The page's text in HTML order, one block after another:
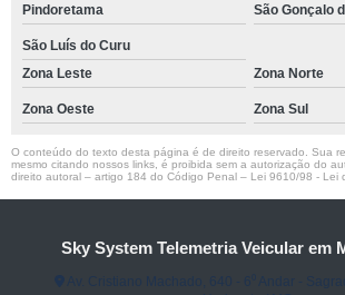
Pindoretama São Gonçalo
São Luís do Curu
Zona Leste
Zona Norte
Zona Oeste Zona Sul
O conteúdo do texto desta página é de direito reservado. Sua
mesmo citando nossos links, é proibida sem a autorização do
direito autoral – artigo 184 do Código Penal – Lei 9610/98 - Lei
Sky System Telemetria Veicular em